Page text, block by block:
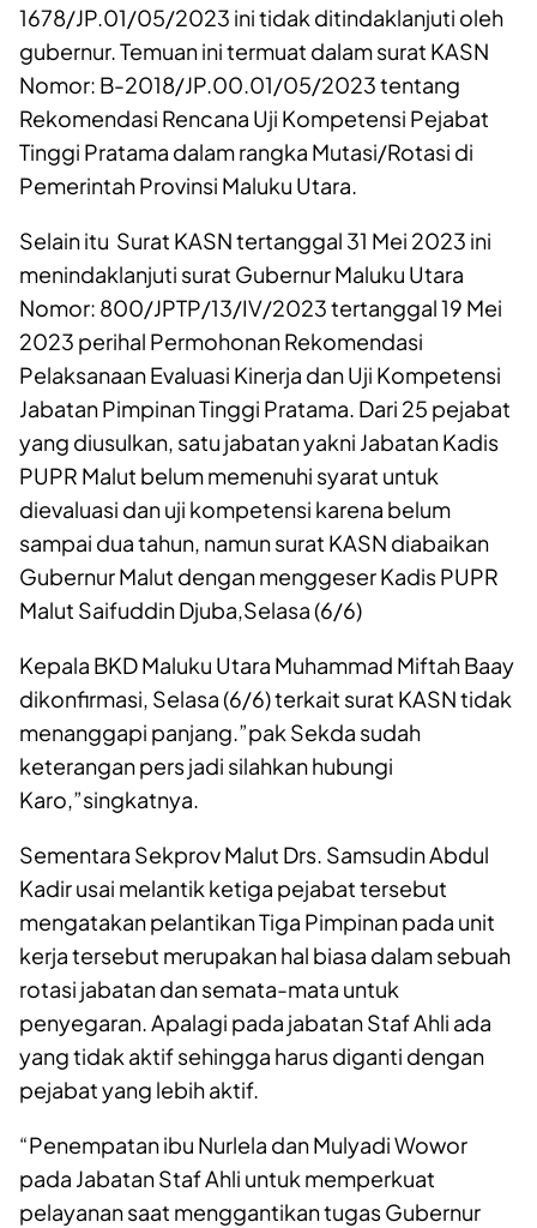
1678/JP.01/05/2023 ini tidak ditindaklanjuti oleh
gubernur. Temuan ini termuat dalam surat KASN
Nomor: B-2018/JP.00.01/05/2023 tentang
Rekomendasi Rencana Uji Kompetensi Pejabat
Tinggi Pratama dalam rangka Mutasi/Rotasi di
Pemerintah Provinsi Maluku Utara.
Selain itu Surat KASN tertanggal 31 Mei 2023 ini
menindaklanjuti surat Gubernur Maluku Utara
Nomor: 800/JPTP/13/IV/2023 tertanggal 19 Mei
2023 perihal Permohonan Rekomendasi
Pelaksanaan Evaluasi Kinerja dan Uji Kompetensi
Jabatan Pimpinan Tinggi Pratama. Dari 25 pejabat
yang diusulkan, satu jabatan yakni Jabatan Kadis
PUPR Malut belum memenuhi syarat untuk
dievaluasi dan uji kompetensi karena belum
sampai dua tahun, namun surat KASN diabaikan
Gubernur Malut dengan menggeser Kadis PUPR
Malut Saifuddin Djuba,Selasa (6/6)
Kepala BKD Maluku Utara Muhammad Miftah Baay
dikonfirmasi, Selasa (6/6) terkait surat KASN tidak
menanggapi panjang.”pak Sekda sudah
keterangan pers jadi silahkan hubungi
Karo,”singkatnya.
Sementara Sekprov Malut Drs. Samsudin Abdul
Kadir usai melantik ketiga pejabat tersebut
mengatakan pelantikan Tiga Pimpinan pada unit
kerja tersebut merupakan hal biasa dalam sebuah
rotasi jabatan dan semata-mata untuk
penyegaran. Apalagi pada jabatan Staf Ahli ada
yang tidak aktif sehingga harus diganti dengan
pejabat yang lebih aktif.
“Penempatan ibu Nurlela dan Mulyadi Wowor
pada Jabatan Staf Ahli untuk memperkuat
pelayanan saat menggantikan tugas Gubernur